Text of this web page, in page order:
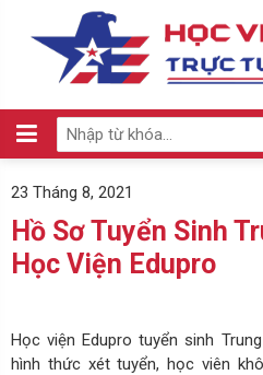
23 Tháng 8, 2021
Hồ Sơ Tuyển Sinh
Học Viện Edupro
Học viện Edupro tuyển sinh
hình thức xét tuyển, học viên